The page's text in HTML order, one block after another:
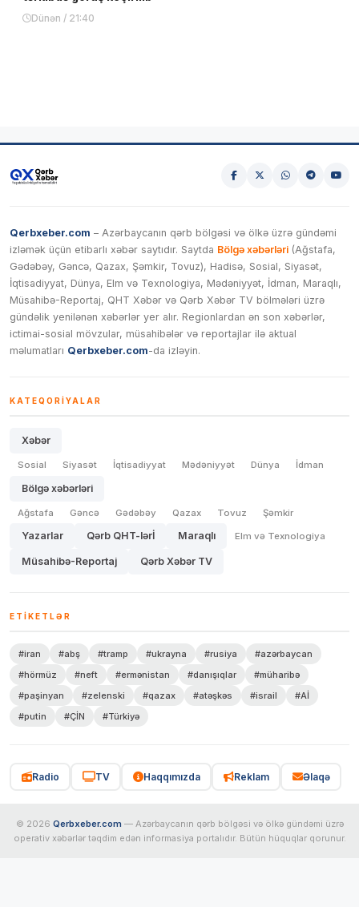
Dünən / 21:40
Qerbxeber.com – Azərbaycanın qərb bölgəsi və ölkə üzrə gündəmi
izləmək üçün etibarlı xəbər saytıdır. Saytda Bölgə xəbərləri (Ağstafa,
Gədəbəy, Gəncə, Qazax, Şəmkir, Tovuz), Hadisə, Sosial, Siyasət,
İqtisadiyyat, Dünya, Elm və Texnologiya, Mədəniyyət, İdman, Maraqlı,
Müsahibə-Reportaj, QHT Xəbər və Qərb Xəbər TV bölmələri üzrə
gündəlik yenilənən xəbərlər yer alır. Regionlardan ən son xəbərlər,
ictimai-sosial mövzular, müsahibələr və reportajlar ilə aktual
məlumatları Qerbxeber.com-da izləyin.
KATEQORIYALAR
Xəbər
Sosial Siyasət İqtisadiyyat Mədəniyyət Dünya İdman
Bölgə xəbərləri
Ağstafa Gəncə Gədəbəy Qazax Tovuz Şəmkir
Yazarlar Qərb QHT-lərİ Maraqlı Elm və Texnologiya
Müsahibə-Reportaj Qərb Xəbər TV
ETIKETLƏR
#iran #abş #tramp #ukrayna #rusiya
#azərbaycan
#hörmüz
#neft #ermənistan #danışıqlar
#müharibə
#paşinyan
#zelenski #qazax #atəşkəs #israil
#Aİ
#putin
#ÇİN #Türkiyə
Radio TV Haqqımızda Reklam Əlaqə
© 2026 Qerbxeber.com — Azərbaycanın qərb bölgəsi və ölkə gündəmi üzrə
operativ xəbərlər təqdim edən informasiya portalıdır. Bütün hüquqlar qorunur.